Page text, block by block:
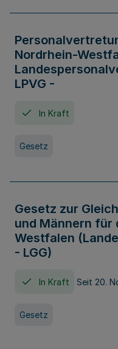
Nordrhein-
LPVG -
In Kraft
Gesetz
Gesetz zur
und Männern für
Westfalen
- LGG)
In Kraft Seit 20.
Gesetz